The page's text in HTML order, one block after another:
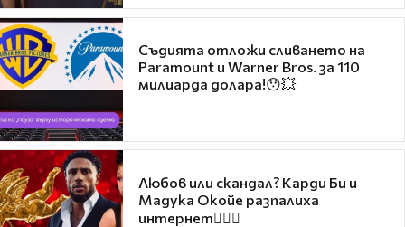
Съдията отложи сливането на
Paramount и Warner Bros. за 110
милиарда долара!😯💥
Любов или скандал? Карди Би и
Мадука Окойе разпалиха
интернет❤️‍🔥🔥